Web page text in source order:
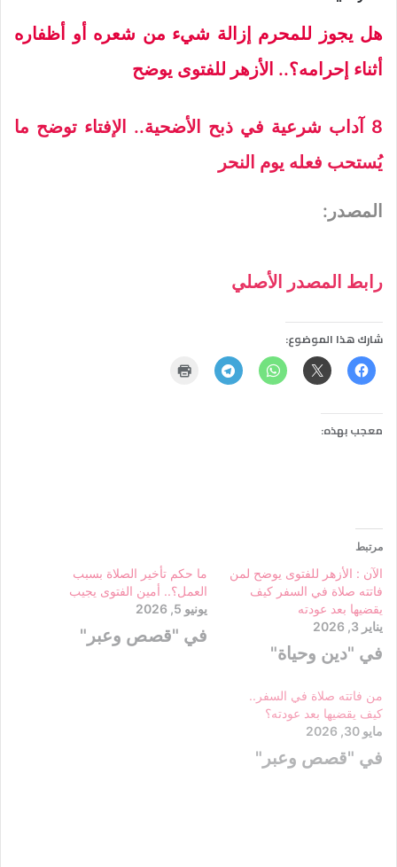
هل يجوز للمحرم إزالة شيء من شعره أو أظفاره
أثناء إحرامه؟.. الأزهر للفتوى يوضح
8 آداب شرعية في ذبح الأضحية.. الإفتاء توضح ما
يُستحب فعله يوم النحر
المصدر:
رابط المصدر الأصلي
شارك هذا الموضوع:
معجب بهذه:
مرتبط
الآن : الأزهر للفتوى يوضح لمن
فاتته صلاة في السفر كيف
يقضيها بعد عودته
يناير 3, 2026
في "دين وحياة"
ما حكم تأخير الصلاة بسبب
العمل؟.. أمين الفتوى يجيب
يونيو 5, 2026
في "قصص وعبر"
من فاتته صلاة في السفر..
كيف يقضيها بعد عودته؟
مايو 30, 2026
في "قصص وعبر"